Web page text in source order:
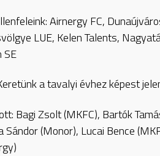
Airnergy FC,
LUE, Kelen Talents,
SE
a tavalyi évhez képest
Bagi Zsolt (MKFC), Bartók
Sándor (Monor), Lucai Bence